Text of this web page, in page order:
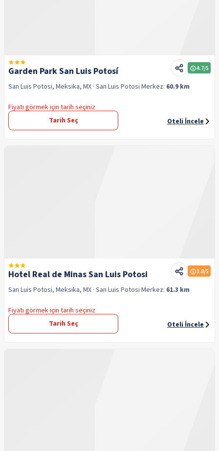
Garden Park San Luis Potosí 4.7/5
San Luis Potosi, Meksika, MX · San Luis Potosi Merkez: 60.9 km
Fiyatı görmek için tarih seçiniz
Tarih Seç
Oteli İncele
Hotel Real de Minas San Luis Potosi 3.8/5
San Luis Potosi, Meksika, MX · San Luis Potosi Merkez: 61.3 km
Fiyatı görmek için tarih seçiniz
Tarih Seç
Oteli İncele